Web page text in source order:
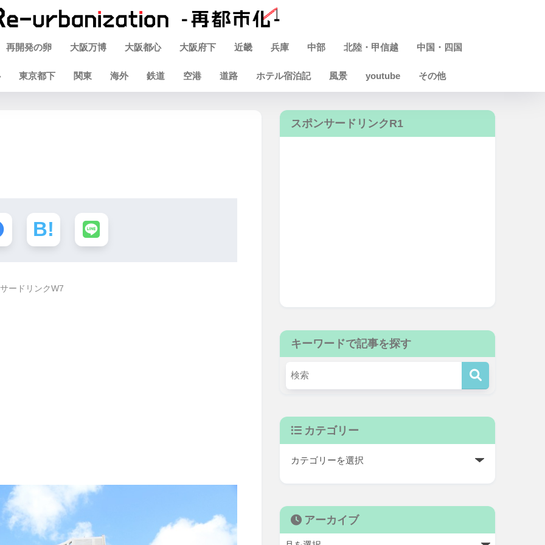
再開発の卵 大阪万博 大阪都心 大阪府下 近畿 兵庫 中部 北陸・甲信越 中国・四国
東京都下 関東 海外 鉄道 空港 道路 ホテル宿泊記 風景 youtube その他
ードリンクW7
スポンサードリンクR1
キーワードで記事を探す
カテゴリー
アーカイブ